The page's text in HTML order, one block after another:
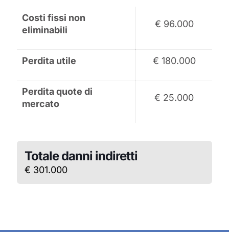
Costi fissi non
eliminabili
€ 96.000
Perdita utile € 180.000
Perdita quote di
mercato
€ 25.000
Totale danni indiretti
€ 301.000